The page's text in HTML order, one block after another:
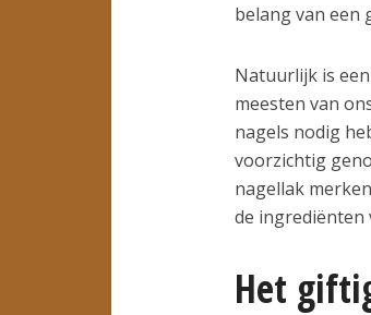
belang van een
Natuurlijk is
meesten van
nagels nodig
voorzichtig
nagellak
de ingrediënten
Het